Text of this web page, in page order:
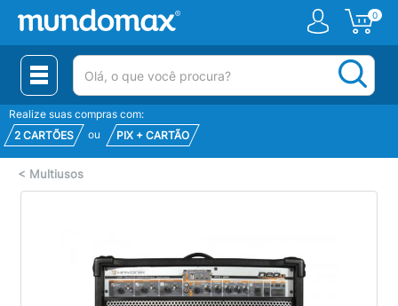
0
(pesquisar)
Realize suas compras com:
2 CARTÕES
ou PIX + CARTÃO
< Multiusos